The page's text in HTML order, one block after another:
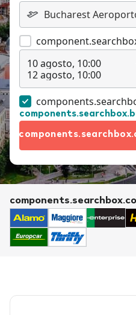
10 agosto, 10:00
12 agosto, 10:00